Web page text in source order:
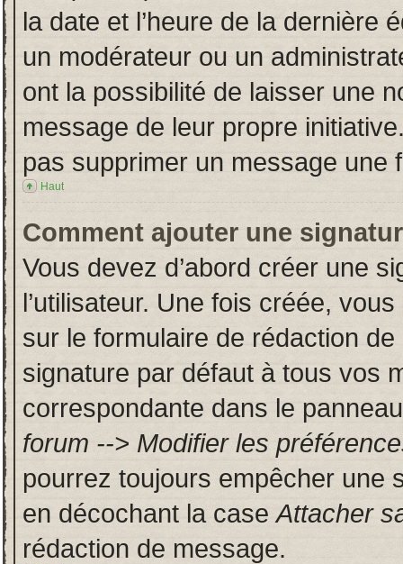
la date et l’heure de la dernière
un modérateur ou un
ont la possibilité de laisser une
message de leur propre
pas supprimer un message une
Haut
Comment ajouter une
Vous devez d’abord créer une
l’utilisateur. Une fois créée,
sur le formulaire de rédaction
signature par défaut à tous vos
correspondante dans le
forum --> Modifier les
pourrez toujours empêcher une
en décochant la caseAttacher
rédaction de message.